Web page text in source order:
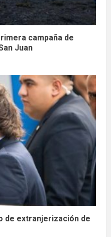
campaña de
Juan
de extranjerización de